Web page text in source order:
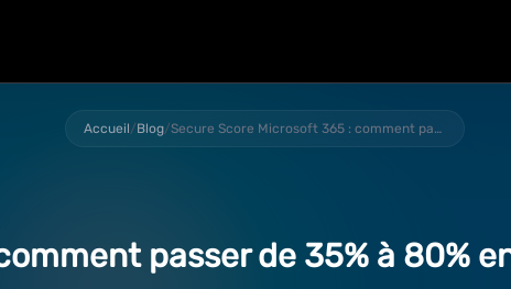
Accueil/Blog/ Secure Score Microsoft 365 : comment passer de 35% à 80% en 30 jours (guide PME)
passer de 35% à 80%